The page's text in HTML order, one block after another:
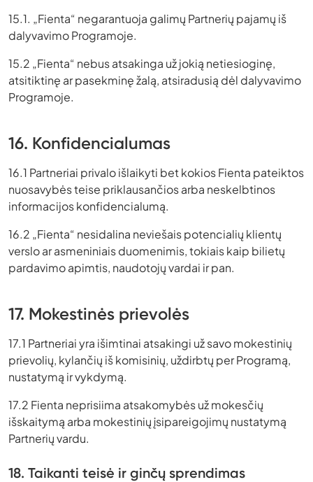
15.1. „Fienta“ negarantuoja galimų Partnerių pajamų iš
dalyvavimo Programoje.
15.2 „Fienta“ nebus atsakinga už jokią netiesioginę,
atsitiktinę ar pasekminę žalą, atsiradusią dėl dalyvavimo
Programoje.
16. Konfidencialumas
16.1 Partneriai privalo išlaikyti bet kokios Fienta pateiktos
nuosavybės teise priklausančios arba neskelbtinos
informacijos konfidencialumą.
16.2 „Fienta“ nesidalina neviešais potencialių klientų
verslo ar asmeniniais duomenimis, tokiais kaip bilietų
pardavimo apimtis, naudotojų vardai ir pan.
17. Mokestinės prievolės
17.1 Partneriai yra išimtinai atsakingi už savo mokestinių
prievolių, kylančių iš komisinių, uždirbtų per Programą,
nustatymą ir vykdymą.
17.2 Fienta neprisiima atsakomybės už mokesčių
išskaitymą arba mokestinių įsipareigojimų nustatymą
Partnerių vardu.
18. Taikanti teisė ir ginčų sprendimas